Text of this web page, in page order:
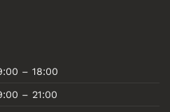
– 18:00
– 21:00